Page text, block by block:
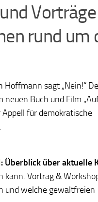
rund um
Hoffmann sagt „Nein!“
Buch und Film
Appell für demokratische
: Überblick über aktuelle
Vortrag &
und welche gewaltfreien